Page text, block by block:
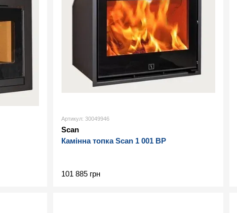
Артикул: 30049946
Scan
Камінна топка Scan 1 001 BP
101 885 грн